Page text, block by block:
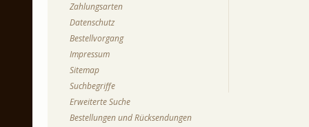
Zahlungsarten
Datenschutz
Bestellvorgang
Impressum
Sitemap
Suchbegriffe
Erweiterte Suche
Bestellungen und Rücksendungen